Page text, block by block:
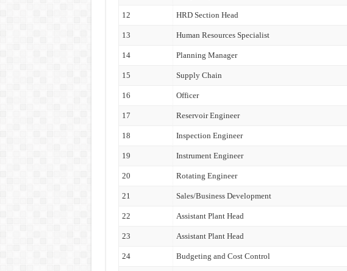
12 HRD Section Head
13 Human Resources Specialist
14 Planning Manager
15 Supply Chain
16 Officer
17 Reservoir Engineer
18 Inspection Engineer
19 Instrument Engineer
20 Rotating Engineer
21 Sales/Business Development
22 Assistant Plant Head
23 Assistant Plant Head
24 Budgeting and Cost Control